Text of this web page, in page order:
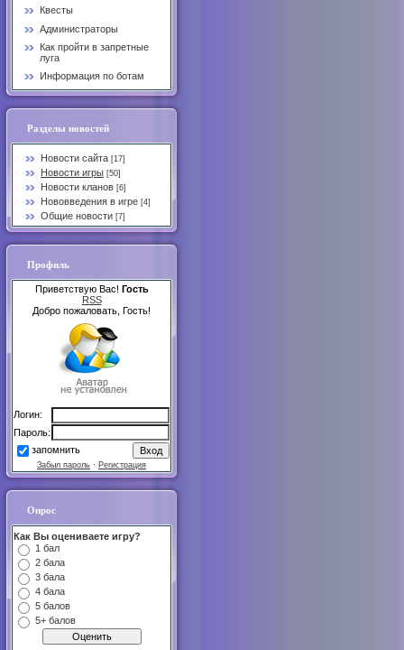
Квесты
Администраторы
Как пройти в запретные
луга
Информация по ботам
Разделы новостей
Новости сайта [17]
Новости игры [50]
Новости кланов [6]
Нововведения в игре [4]
Общие новости [7]
Профиль
Приветствую Вас! Гость
RSS
Добро пожаловать, Гость!
Логин:
Пароль:
запомнить
Забыл пароль · Регистрация
Опрос
Как Вы оцениваете игру?
1 бал
2 бала
3 бала
4 бала
5 балов
5+ балов